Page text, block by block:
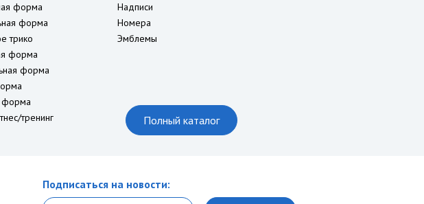
форма
форма
трико
форма
форма
форма
тренинг
Надписи
Номера
Эмблемы
Полный каталог
Подписаться на новости: